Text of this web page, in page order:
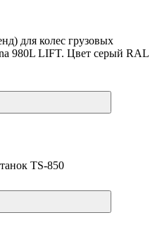
для колес грузовых
980L LIFT. Цвет серый RAL
TS-850